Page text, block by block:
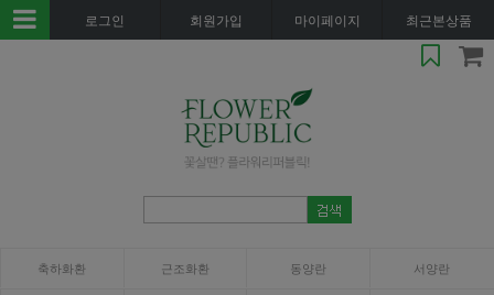
로그인 회원가입 마이페이지 최근본상품
축하화환 근조화환 동양란 서양란